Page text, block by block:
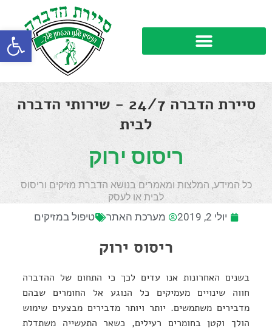
פתח
סיירת הדברה 24/7 - שירותי הדברה
לבית
ריסוס ירוק
כל המידע, המלצות ומאמרים בנושא הדברת מזיקים וריסוס
לבית או לעסק
יולי 2, 2019 מערכת האתר טיפול במזיקים
ריסוס ירוק
בשנים האחרונות אנו עדים לכך כי התחום של ההדברה
חווה שינויים מעמיקים כל הנוגע אל החומרים שבהם
מדבירים משתמשים. יותר ויותר מדבירים מבצעים שימוש
הולך וקטן בחומרים רעילים, כשאר התעשייה משתדלת